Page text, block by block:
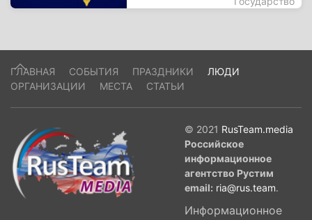
ГЛАВНАЯ СОБЫТИЯ ПРАЗДНИКИ
ЛЮДИ
ОРГАНИЗАЦИИ
МЕСТА СТАТЬИ
© 2021 RusTeam.media
Российское
информационное
агентство Рустим
email: ria@rus.team.
Информационное